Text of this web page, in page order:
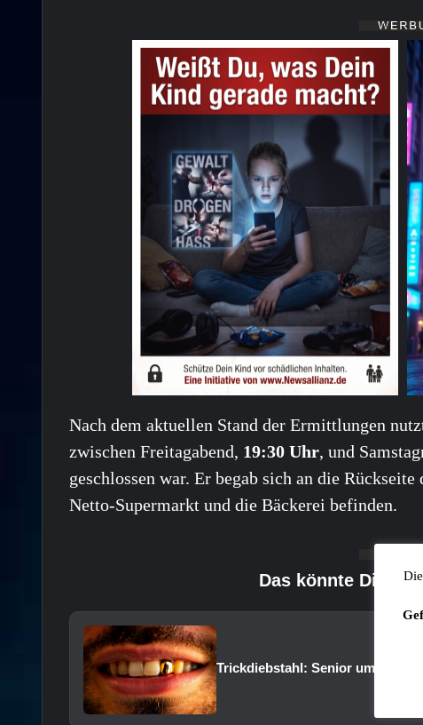
Nach dem aktuellen Stand der Ermittlungen
zwischen Freitagabend, 19:30 Uhr, und
geschlossen war. Er begab sich an die
Netto-Supermarkt und die Bäckerei befinden.
Das könnte Dich
Trickdiebstahl: Senior um